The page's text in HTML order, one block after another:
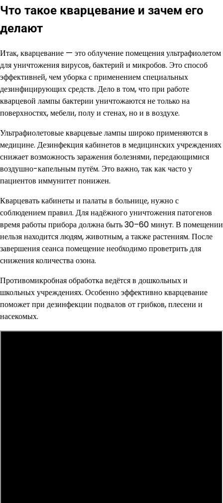
Что такое кварцевание и зачем его
делают
Итак, кварцевание — это облучение помещения ультрафиолетом
для уничтожения вирусов, бактерий и микробов. Это способ
эффективней, чем уборка с применением специальных
дезинфицирующих средств. Дело в том, что при работе
кварцевой лампы бактерии уничтожаются не только на
поверхностях, мебели, полу и стенах, но и в воздухе.
Ультрафиолетовые кварцевые лампы широко применяются в
медицине. Дезинфекция кабинетов в медицинских учреждениях
снижает возможность заражения болезнями, передающимися
воздушно-капельным путём. Это важно, так как часто у
пациентов иммунитет понижен.
Кварцевать кабинеты и палаты в больнице, нужно с
соблюдением правил. Для надёжного уничтожения патогенов
время работы прибора должна быть 30–60 минут. В помещении
нельзя находится людям, животным, а также растениям. После
завершения сеанса помещение необходимо проветрить для
снижения количества озона.
Противомикробная обработка ведётся в дошкольных и
школьных учреждениях. Особенно эффективно кварцевание
поможет при дезинфекции подвалов от грибков, плесени и
насекомых.